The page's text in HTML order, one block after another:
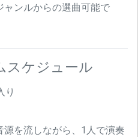
ンルからの選曲可能で
スケジュール
り
源を流しながら、1人で演奏